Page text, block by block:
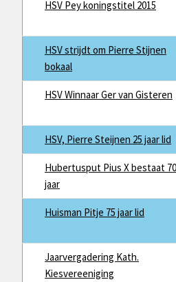
HSV Pey koningstitel 2015
HSV strijdt om Pierre Stijnen
bokaal
HSV Winnaar Ger van Gisteren
HSV, Pierre Steijnen 25 jaar lid
Hubertusput Pius X bestaat 70
jaar
Huisman Pitje 75 jaar lid
Jaarvergadering Kath.
Kiesvereeniging